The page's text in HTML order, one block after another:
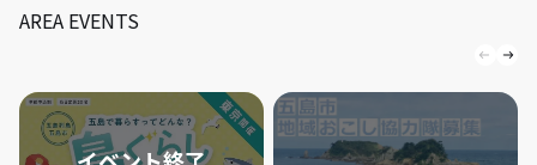
AREA EVENTS